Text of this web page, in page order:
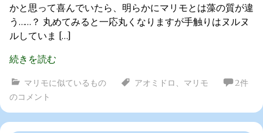
かと思って喜んでいたら、明らかにマリモとは藻の質が違
う……？ 丸めてみると一応丸くなりますが手触りはヌルヌ
ルしていま […]
続きを読む
マリモに似ているもの アオミドロ マリモ
2件
のコメント